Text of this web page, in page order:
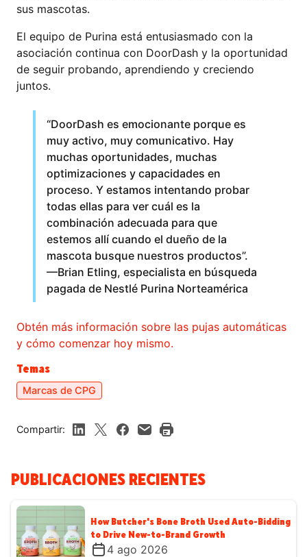
sus mascotas.
El equipo de Purina está entusiasmado con la
asociación continua con DoorDash y la oportunidad
de seguir probando, aprendiendo y creciendo
juntos.
“DoorDash es emocionante porque es
muy activo, muy comunicativo. Hay
muchas oportunidades, muchas
optimizaciones y capacidades en
proceso. Y estamos intentando probar
todas ellas para ver cuál es la
combinación adecuada para que
estemos allí cuando el dueño de la
mascota busque nuestros productos”.
—Brian Etling, especialista en búsqueda
pagada de Nestlé Purina Norteamérica
Obtén más información sobre las pujas automáticas
y cómo comenzar hoy mismo.
Temas
Marcas de CPG
Compartir:
PUBLICACIONES RECIENTES
How Butcher's Bone Broth Used Auto-Bidding
to Drive New-to-Brand Growth
4 ago 2026